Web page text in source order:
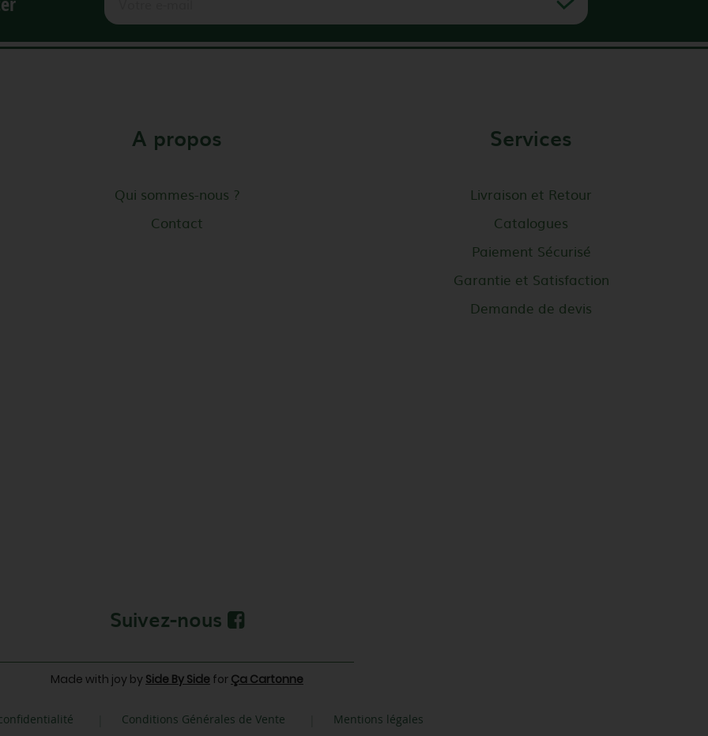
A propos
Qui sommes-nous ?
Contact
Services
Livraison et Retour
Catalogues
Paiement Sécurisé
Garantie et Satisfaction
Demande de devis
Suivez-nous
Made with joy by Side By Sidefor Ça Cartonne
Conditions Générales de Vente Mentions légales